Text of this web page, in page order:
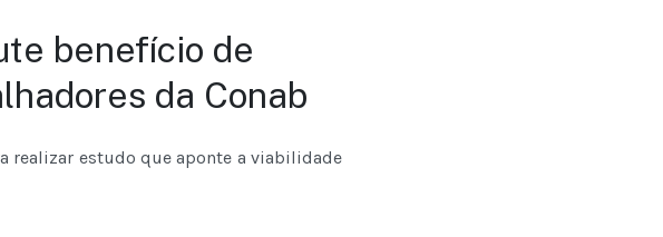
benefício de
da Conab
realizar estudo que aponte a viabilidade